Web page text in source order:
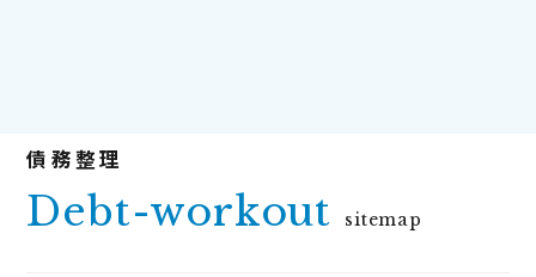
Debt-workout sitemap